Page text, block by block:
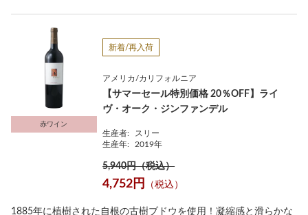
赤ワイン
新着/再入荷
アメリカ/カリフォルニア
【サマーセール特別価格 20％OFF】ライ
ヴ・オーク・ジンファンデル
生産者:
スリー
生産年:
2019年
5,940円（税込）
4,752円 （税込）
1885年に植樹された自根の古樹ブドウを使用！凝縮感と滑らかな